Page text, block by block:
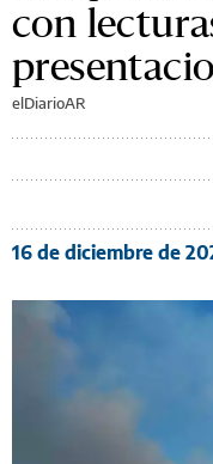
con
elDiarioAR
16 de diciembre de